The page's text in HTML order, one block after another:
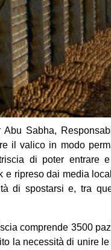
Abu Sabha,
il valico in modo
di poter entrare
e ripreso dai media
di spostarsi e, tra
comprende 3500
la necessità di unire